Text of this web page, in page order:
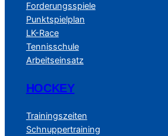
Forderungsspiele
Punktspielplan
LK-Race
Tennisschule
Arbeitseinsatz
HOCKEY
Trainingszeiten
Schnuppertraining